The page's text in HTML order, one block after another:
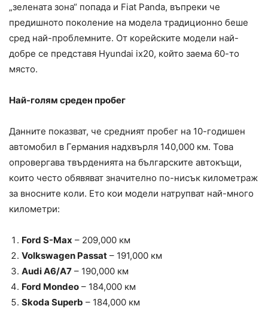
„зелената зона“ попада и Fiat Panda, въпреки че
предишното поколение на модела традиционно беше
сред най-проблемните. От корейските модели най-
добре се представя Hyundai ix20, който заема 60-то
място.
Най-голям среден пробег
Данните показват, че средният пробег на 10-годишен
автомобил в Германия надхвърля 140,000 км. Това
опровергава твърденията на българските автокъщи,
които често обявяват значително по-нисък километраж
за вносните коли. Ето кои модели натрупват най-много
километри:
Ford S-Max – 209,000 км
Volkswagen Passat – 191,000 км
Audi A6/A7 – 190,000 км
Ford Mondeo – 184,000 км
Skoda Superb – 184,000 км